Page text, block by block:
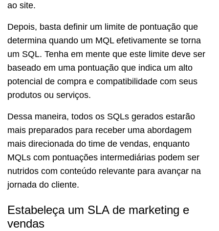
ao site.
Depois, basta definir um limite de pontuação que
determina quando um MQL efetivamente se torna
um SQL. Tenha em mente que este limite deve ser
baseado em uma pontuação que indica um alto
potencial de compra e compatibilidade com seus
produtos ou serviços.
Dessa maneira, todos os SQLs gerados estarão
mais preparados para receber uma abordagem
mais direcionada do time de vendas, enquanto
MQLs com pontuações intermediárias podem ser
nutridos com conteúdo relevante para avançar na
jornada do cliente.
Estabeleça um SLA de marketing e
vendas